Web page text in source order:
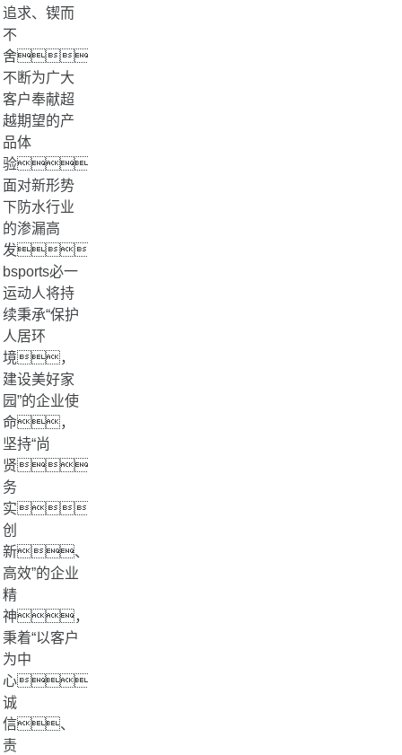
追求、锲而
不
舍，
不断为广大
客户奉献超
越期望的产
品体
验。
面对新形势
下防水行业
的渗漏高
发，
bsports必一
运动人将持
续秉承“保护
人居环
境，
建设美好家
园”的企业使
命，
坚持“尚
贤、
务
实、
创
新、
高效”的企业
精
神，
秉着“以客户
为中
心、
诚
信、
责